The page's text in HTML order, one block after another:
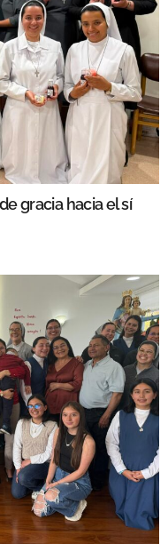
gracia hacia el sí